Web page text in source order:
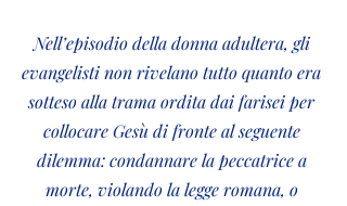
Nell’episodio della donna adultera, gli
evangelisti non rivelano tutto quanto era
sotteso alla trama ordita dai farisei per
collocare Gesù di fronte al seguente
dilemma: condannare la peccatrice a
morte, violando la legge romana, o